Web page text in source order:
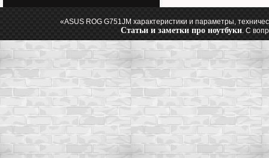
«ASUS ROG G751JM характеристики и параметры,
Статьи и заметки про ноутбуки. С